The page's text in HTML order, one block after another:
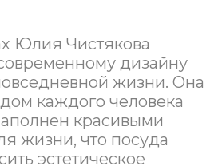
Юлия Чистякова
дизайну
жизни. Она
каждого человека
красивыми
жизни, что посуда
эстетическое